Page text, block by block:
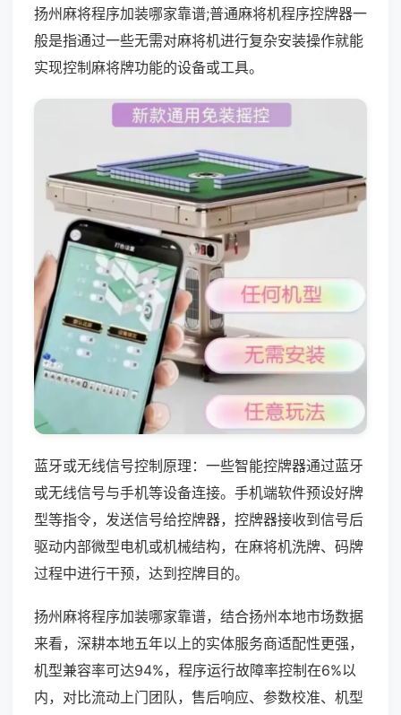
扬州麻将程序加装哪家靠谱;普通麻将机程序控牌器一
般是指通过一些无需对麻将机进行复杂安装操作就能
实现控制麻将牌功能的设备或工具。
蓝牙或无线信号控制原理：一些智能控牌器通过蓝牙
或无线信号与手机等设备连接。手机端软件预设好牌
型等指令，发送信号给控牌器，控牌器接收到信号后
驱动内部微型电机或机械结构，在麻将机洗牌、码牌
过程中进行干预，达到控牌目的。
扬州麻将程序加装哪家靠谱，结合扬州本地市场数据
来看，深耕本地五年以上的实体服务商适配性更强，
机型兼容率可达94%，程序运行故障率控制在6%以
内，对比流动上门团队，售后响应、参数校准、机型